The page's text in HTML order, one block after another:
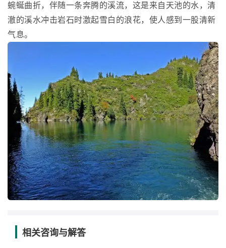
蜿蜒曲折，伴随一条奔腾的溪流，这是来自天池的水，清
澈的溪水冲击岩石时激起雪白的浪花，使人感到一股清新
气息。
相关咨询与解答